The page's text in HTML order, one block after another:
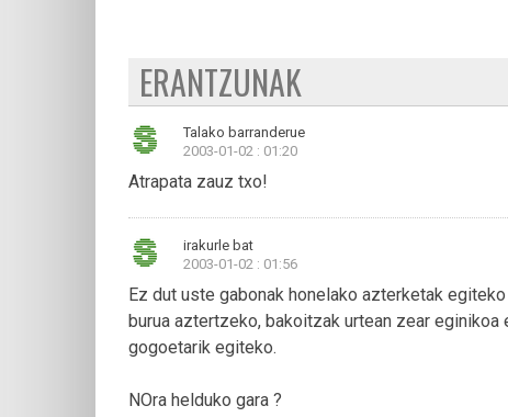
ERANTZUNAK
Talako barranderue
2003-01-02 : 01:20
Atrapata zauz txo!
irakurle bat
2003-01-02 : 01:56
Ez dut uste gabonak honelako azterketak
burua aztertzeko, bakoitzak urtean zear
gogoetarik egiteko.
NOra helduko gara ?